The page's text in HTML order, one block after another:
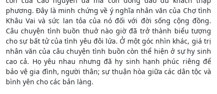
phương. Đây là minh chứng về ý nghĩa nhân văn của Chợ tình
Khâu Vai và sức lan tỏa của nó đối với đời sống cộng đồng.
Câu chuyện tình buồn thuở nào giờ đã trở thành biểu tượng
cho sự bất tử của tình yêu đôi lứa. Ở một góc nhìn khác, giá trị
nhân văn của câu chuyện tình buồn còn thể hiện ở sự hy sinh
cao cả. Họ yêu nhau nhưng đã hy sinh hạnh phúc riêng để
bảo vệ gia đình, người thân; sự thuận hòa giữa các dân tộc và
bình yên cho các bản làng.